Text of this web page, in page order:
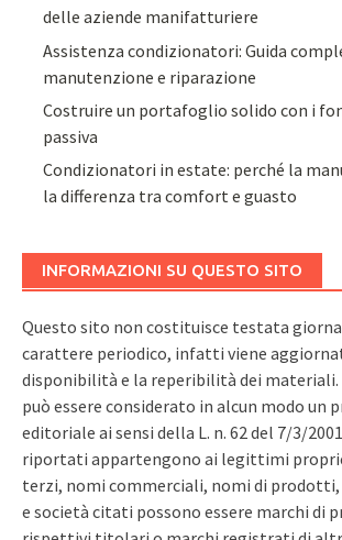
delle aziende manifatturiere
Assistenza condizionatori: Guida
manutenzione e riparazione
Costruire un portafoglio solido con i
passiva
Condizionatori in estate: perché la
la differenza tra comfort e guasto
INFORMAZIONI SU QUESTO SITO
Questo sito non costituisce testata
carattere periodico, infatti viene
disponibilità e la reperibilità dei
può essere considerato in alcun modo un
editoriale ai sensi della L. n. 62 del 7/3/
riportati appartengono ai legittimi
terzi, nomi commerciali, nomi di
e società citati possono essere marchi di